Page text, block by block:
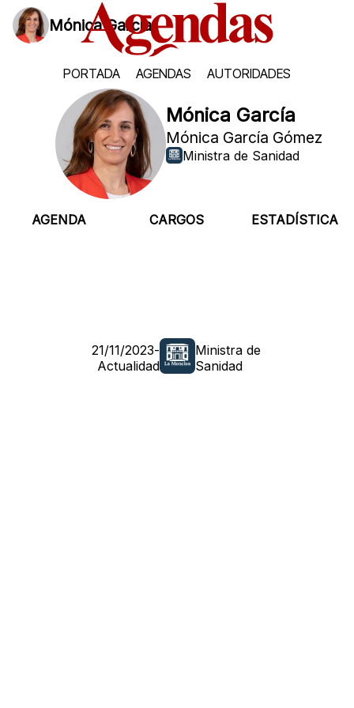
Mónica García
PORTADA AGENDAS AUTORIDADES
Mónica García
Mónica García Gómez
Ministra de Sanidad
AGENDA CARGOS ESTADÍSTICA
21/11/2023-
Actualidad
Ministra de
Sanidad